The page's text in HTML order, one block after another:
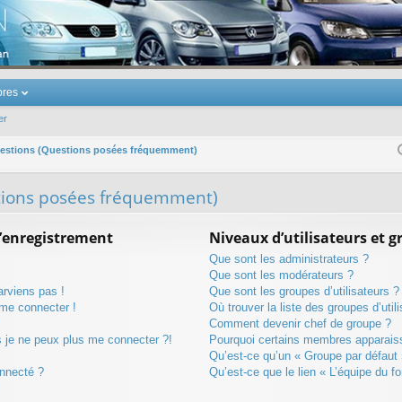
Touran
(Questions posées fréquemment)
posées fréquemment)
pas !
connecter !
ne peux plus me connecter ?!
?
Niveaux d’utilisateurs et
Que sont les administrateurs ?
Que sont les modérateurs ?
Que sont les groupes d’utilisateurs ?
Où trouver la liste des groupes
Comment devenir chef de groupe ?
Pourquoi certains membres
Qu’est-ce qu’un « Groupe par défaut
Qu’est-ce que le lien « L’équipe du